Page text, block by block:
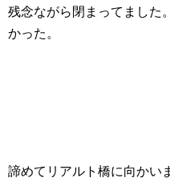
残念ながら閉まってました
かった。
諦めてリアルト橋に向かい